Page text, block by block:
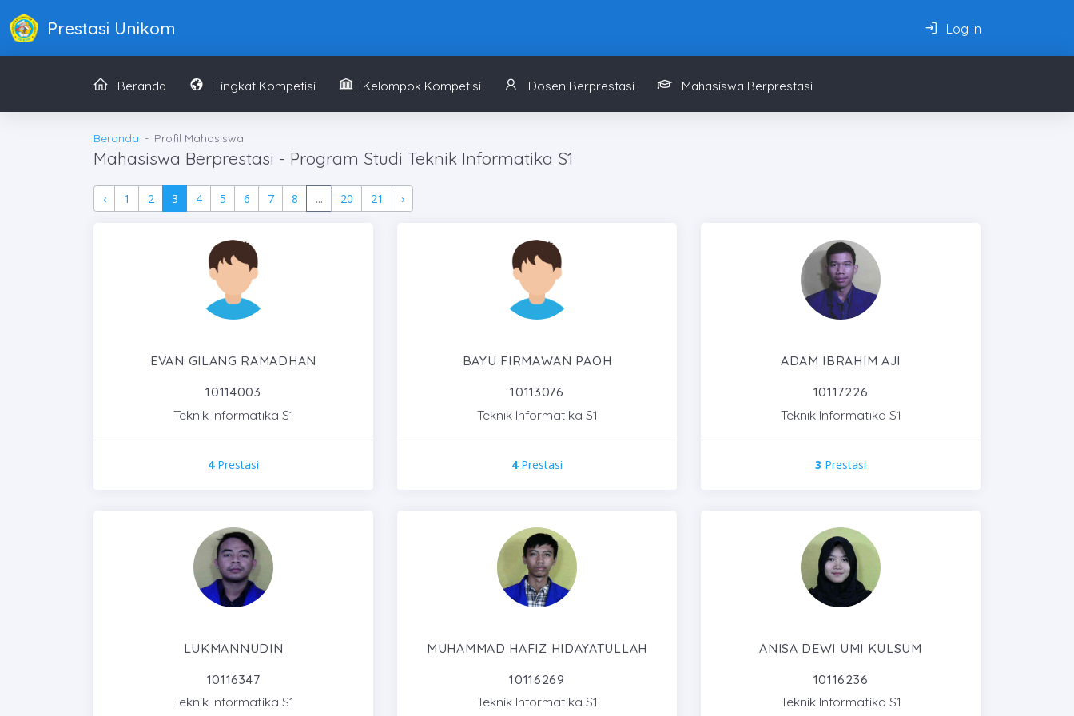
Prestasi Unikom Log In
Beranda Tingkat Kompetisi Kelompok Kompetisi Dosen Berprestasi Mahasiswa Berprestasi
Beranda Profil Mahasiswa
Mahasiswa Berprestasi - Program Studi Teknik Informatika S1
‹ 1 2 3 4 5 6 7 8 ... 20 21 ›
EVAN GILANG RAMADHAN
10114003
Teknik Informatika S1
4Prestasi
BAYU FIRMAWAN PAOH
10113076
Teknik Informatika S1
4Prestasi
ADAM IBRAHIM AJI
10117226
Teknik Informatika S1
3 Prestasi
LUKMANNUDIN
10116347
Teknik Informatika S1
MUHAMMAD HAFIZ HIDAYATULLAH
10116269
Teknik Informatika S1
ANISA DEWI UMI KULSUM
10116236
Teknik Informatika S1